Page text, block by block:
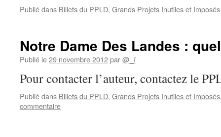
Publié dans Billets du PPLD, Grands Projets Inutiles et Imposés
Notre Dame Des Landes :
Publié le29 novembre 2012par@_ï
Pour contacter l’auteur, contactez le
Publié dans Billets du PPLD, Grands Projets Inutiles et Imposés
commentaire